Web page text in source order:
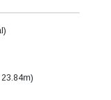
23.84m)